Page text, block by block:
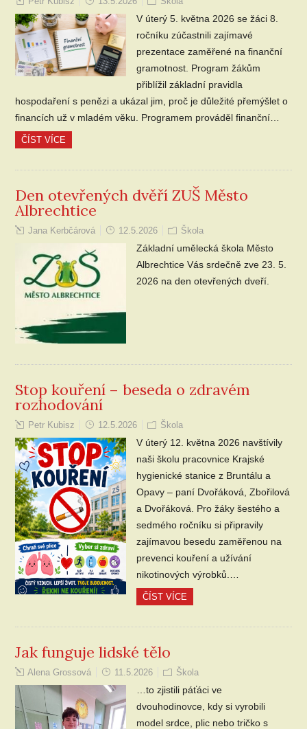
V úterý 5. května 2026 se žáci 8.
ročníku zúčastnili zajímavé
prezentace zaměřené na finanční
gramotnost. Program žákům
přiblížil základní pravidla
hospodaření s penězi a ukázal jim, proč je důležité přemýšlet o
financích už v mladém věku. Programem prováděl finanční…
ČÍST VÍCE
Den otevřených dvěří ZUŠ Město
Albrechtice
Jana Kerbčárová 12.5.2026 Škola
Základní umělecká škola Město
Albrechtice Vás srdečně zve 23. 5.
2026 na den otevřených dveří.
Stop kouření – beseda o zdravém
rozhodování
Petr Kubisz 12.5.2026 Škola
V úterý 12. května 2026 navštívily
naši školu pracovnice Krajské
hygienické stanice z Bruntálu a
Opavy – paní Dvořáková, Zbořilová
a Dvořáková. Pro žáky šestého a
sedmého ročníku si připravily
zajímavou besedu zaměřenou na
prevenci kouření a užívání
nikotinových výrobků.…
ČÍST VÍCE
Jak funguje lidské tělo
Alena Grossová 11.5.2026 Škola
…to zjistili páťáci ve
dvouhodinovce, kdy si vyrobili
model srdce, plic nebo tričko s